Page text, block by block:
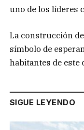
uno de los líderes
La construcción
símbolo de
habitantes de este
SIGUE LEYENDO